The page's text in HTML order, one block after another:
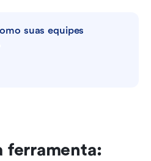
suas equipes
ferramenta: